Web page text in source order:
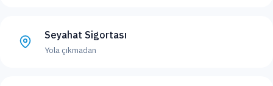
Seyahat Sigortası
Yola çıkmadan